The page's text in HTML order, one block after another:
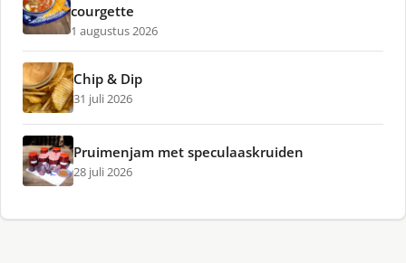
courgette
1 augustus 2026
Chip & Dip
31 juli 2026
Pruimenjam met speculaaskruiden
28 juli 2026